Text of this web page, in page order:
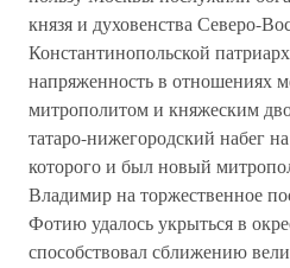
князя и духовенства Северо-
Константинопольской
напряженность в отношениях
митрополитом и княжеским
татаро-нижегородский набег
которого и был новый
Владимир на торжественное
Фотию удалось укрыться в
способствовал сближению